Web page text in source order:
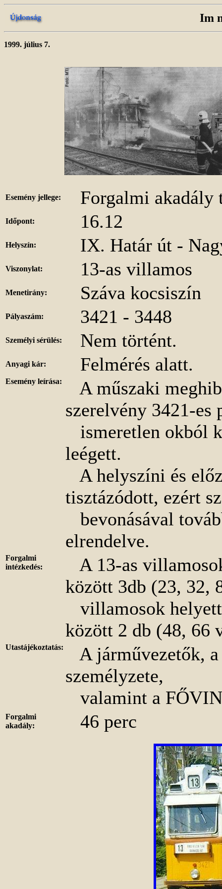
Im
1999. július 7.
Esemény jellege: Forgalmi akadály
Időpont: 16.12
Helyszín: IX. Határ út -
Viszonylat: 13-as villamos
Menetirány: Száva kocsiszín
Pályaszám: 3421 - 3448
Személyi sérülés: Nem történt.
Anyagi kár: Felmérés alatt.
Esemény leírása:
A műszaki
szerelvény 3421-es
ismeretlen okból
leégett.
A helyszíni és
tisztázódott, ezért
bevonásával
elrendelve.
Forgalmi
intézkedés:
A 13-as
között 3db (23, 32,
villamosok
között 2 db (48, 66
Utastájékoztatás:
A járművezetők,
személyzete,
valamint a
Forgalmi
akadály:
46 perc